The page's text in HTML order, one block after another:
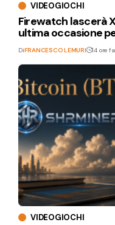
VIDEOGIOCHI
Firewatch lascerà
ultima occasione
DiFRANCESCO LEMURI 14 ore fa
VIDEOGIOCHI